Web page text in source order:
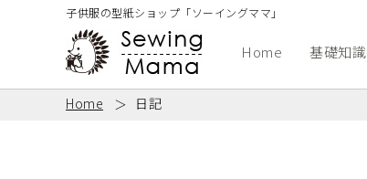
子供服の型紙ショップ「ソーイングママ」
Home 基礎知識
Home 日記